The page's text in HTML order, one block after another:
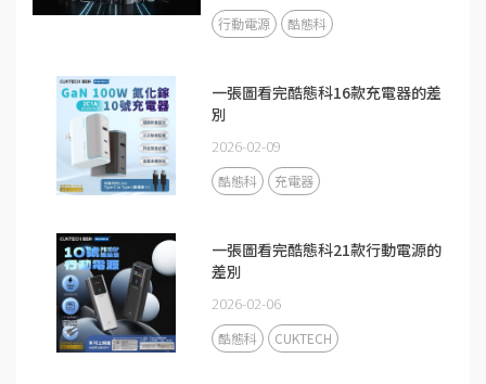
行動電源 酷態科
一張圖看完酷態科16款充電器的差
別
2026-02-09
酷態科 充電器
一張圖看完酷態科21款行動電源的
差別
2026-02-06
酷態科 CUKTECH